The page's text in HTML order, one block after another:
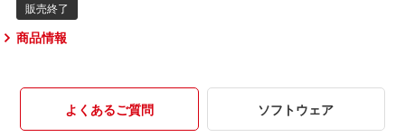
商品情報
よくあるご質問 ソフトウェア